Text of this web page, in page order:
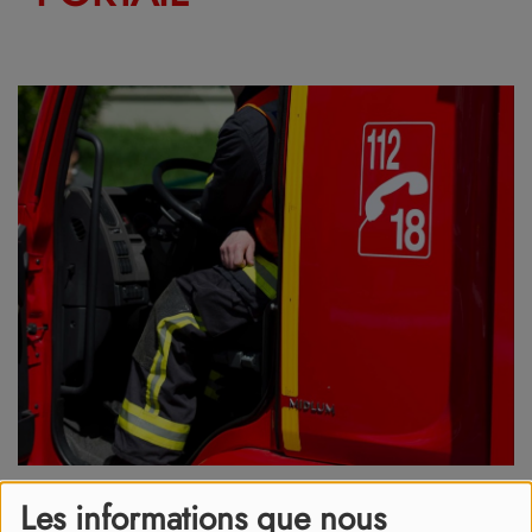
Les informations que nous
24 avril 2026